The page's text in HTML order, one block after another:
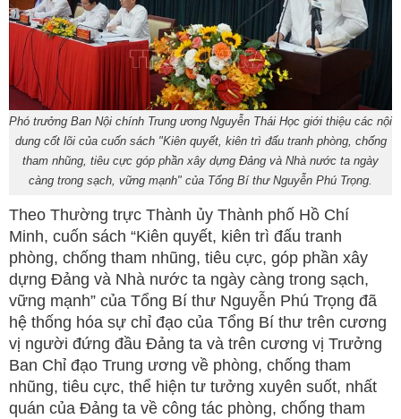
Phó trưởng Ban Nội chính Trung ương Nguyễn Thái Học giới thiệu các nội
dung cốt lõi của cuốn sách "Kiên quyết, kiên trì đấu tranh phòng, chống
tham nhũng, tiêu cực góp phần xây dựng Đảng và Nhà nước ta ngày
càng trong sạch, vững mạnh" của Tổng Bí thư Nguyễn Phú Trọng.
Theo Thường trực Thành ủy Thành phố Hồ Chí
Minh, cuốn sách “Kiên quyết, kiên trì đấu tranh
phòng, chống tham nhũng, tiêu cực, góp phần xây
dựng Đảng và Nhà nước ta ngày càng trong sạch,
vững mạnh” của Tổng Bí thư Nguyễn Phú Trọng đã
hệ thống hóa sự chỉ đạo của Tổng Bí thư trên cương
vị người đứng đầu Đảng ta và trên cương vị Trưởng
Ban Chỉ đạo Trung ương về phòng, chống tham
nhũng, tiêu cực, thể hiện tư tưởng xuyên suốt, nhất
quán của Đảng ta về công tác phòng, chống tham